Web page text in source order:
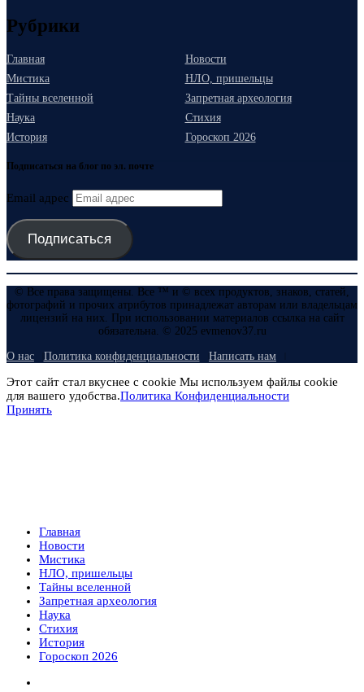
Рубрики
Главная
Новости
Мистика
НЛО, пришельцы
Тайны вселенной
Запретная археология
Наука
Стихия
История
Гороскоп 2026
Подписаться на блог по эл. почте
Email адрес
Подписаться
© Все права защищены. Все ™ и © всех продуктов, знаков, статей,
фотографий и прочих атрибутов принадлежат авторам или владельцам
лицензий на них. При использовании материалов ссылка на сайт
обязательна. © 2025 evmenov37.ru
О нас Политика конфиденциальности Написать нам
Этот сайт стал вкуснее с cookie Мы используем файлы cookie
для вашего удобства.Политика Конфиденциальности
Принять
Главная
Новости
Мистика
НЛО, пришельцы
Тайны вселенной
Запретная археология
Наука
Стихия
История
Гороскоп 2026